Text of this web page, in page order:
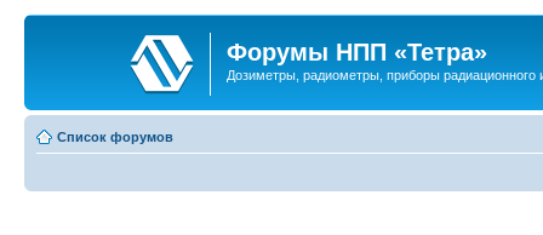
Форумы НПП «Тетра»
Дозиметры, радиометры, приборы радиационного
Список форумов